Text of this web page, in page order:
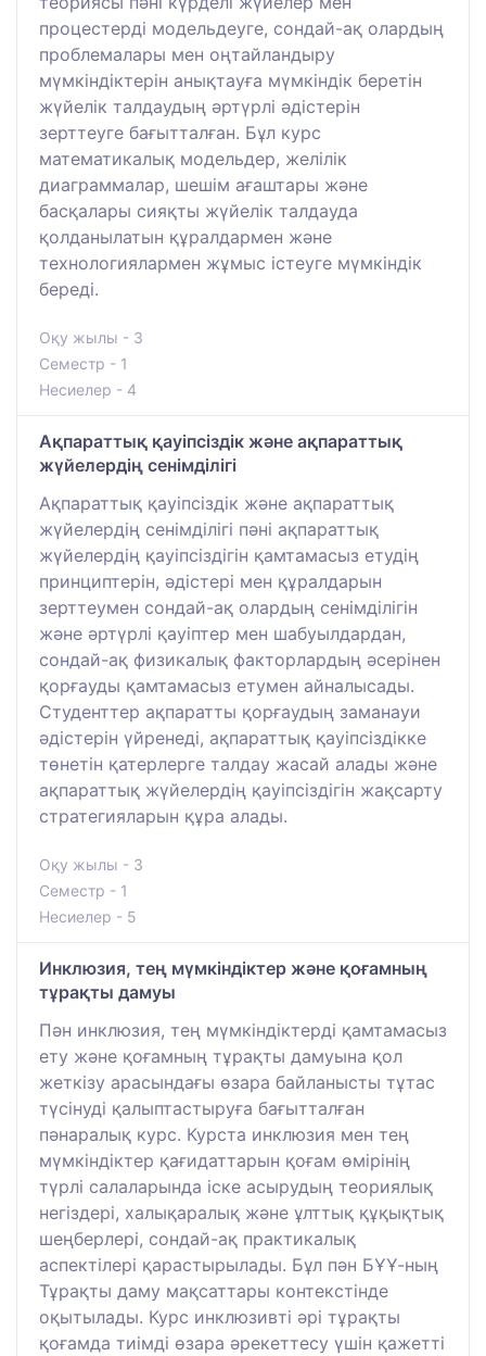
процестерді модельдеуге, сондай-ақ олардың
проблемалары мен оңтайландыру
мүмкіндіктерін анықтауға мүмкіндік беретін
жүйелік талдаудың әртүрлі әдістерін
зерттеуге бағытталған. Бұл курс
математикалық модельдер, желілік
диаграммалар, шешім ағаштары және
басқалары сияқты жүйелік талдауда
қолданылатын құралдармен және
технологиялармен жұмыс істеуге мүмкіндік
береді.
Оқу жылы - 3
Семестр - 1
Несиелер - 4
Ақпараттық қауіпсіздік және ақпараттық
жүйелердің сенімділігі
Ақпараттық қауіпсіздік және ақпараттық
жүйелердің сенімділігі пәні ақпараттық
жүйелердің қауіпсіздігін қамтамасыз етудің
принциптерін, әдістері мен құралдарын
зерттеумен сондай-ақ олардың сенімділігін
және әртүрлі қауіптер мен шабуылдардан,
сондай-ақ физикалық факторлардың әсерінен
қорғауды қамтамасыз етумен айналысады.
Студенттер ақпаратты қорғаудың заманауи
әдістерін үйренеді, ақпараттық қауіпсіздікке
төнетін қатерлерге талдау жасай алады және
ақпараттық жүйелердің қауіпсіздігін жақсарту
стратегияларын құра алады.
Оқу жылы - 3
Семестр - 1
Несиелер - 5
Инклюзия, тең мүмкіндіктер және қоғамның
тұрақты дамуы
Пән инклюзия, тең мүмкіндіктерді қамтамасыз
ету және қоғамның тұрақты дамуына қол
жеткізу арасындағы өзара байланысты тұтас
түсінуді қалыптастыруға бағытталған
пәнаралық курс. Курста инклюзия мен тең
мүмкіндіктер қағидаттарын қоғам өмірінің
түрлі салаларында іске асырудың теориялық
негіздері, халықаралық және ұлттық құқықтық
шеңберлері, сондай-ақ практикалық
аспектілері қарастырылады. Бұл пән БҰҰ-ның
Тұрақты даму мақсаттары контекстінде
оқытылады. Курс инклюзивті әрі тұрақты
қоғамда тиімді өзара әрекеттесу үшін қажетті